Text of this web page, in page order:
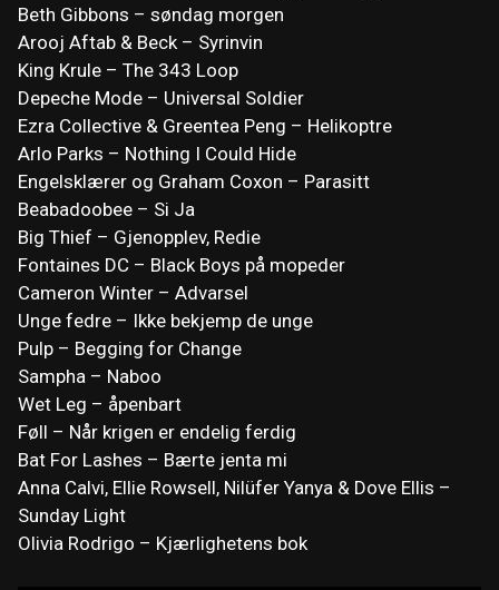
Beth Gibbons – søndag morgen
Arooj Aftab & Beck – Syrinvin
King Krule – The 343 Loop
Depeche Mode – Universal Soldier
Ezra Collective & Greentea Peng – Helikoptre
Arlo Parks – Nothing I Could Hide
Engelsklærer og Graham Coxon – Parasitt
Beabadoobee – Si Ja
Big Thief – Gjenopplev, Redie
Fontaines DC – Black Boys på mopeder
Cameron Winter – Advarsel
Unge fedre – Ikke bekjemp de unge
Pulp – Begging for Change
Sampha – Naboo
Wet Leg – åpenbart
Føll – Når krigen er endelig ferdig
Bat For Lashes – Bærte jenta mi
Anna Calvi, Ellie Rowsell, Nilüfer Yanya & Dove Ellis –
Sunday Light
Olivia Rodrigo – Kjærlighetens bok